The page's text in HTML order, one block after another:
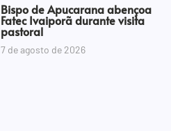
Bispo de Apucarana abençoa
Fatec Ivaiporã durante visita
pastoral
7 de agosto de 2026